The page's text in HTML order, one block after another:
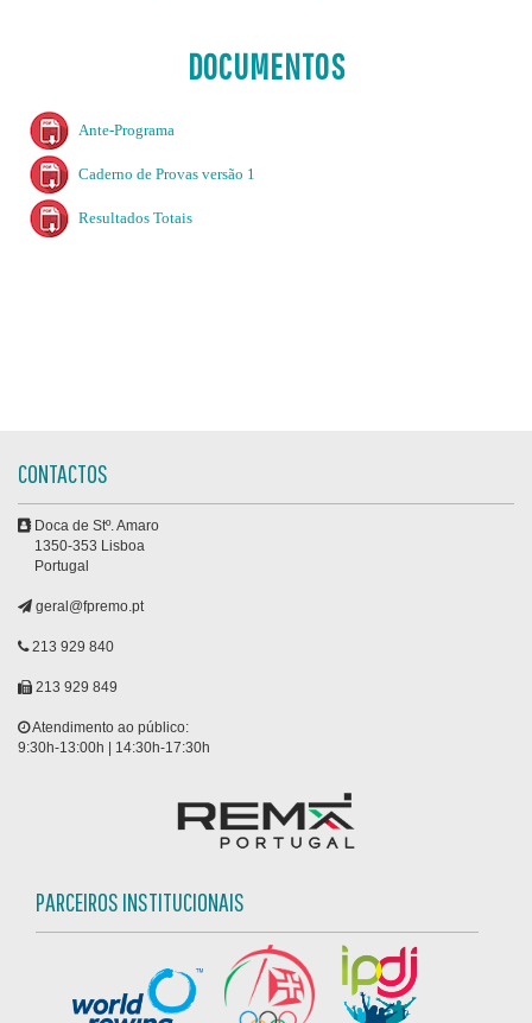
DOCUMENTOS
Ante-Programa
Caderno de Provas versão 1
Resultados Totais
CONTACTOS
Doca de Stº. Amaro
1350-353 Lisboa
Portugal
geral@fpremo.pt
213 929 840
213 929 849
Atendimento ao público:
9:30h-13:00h | 14:30h-17:30h
PARCEIROS INSTITUCIONAIS